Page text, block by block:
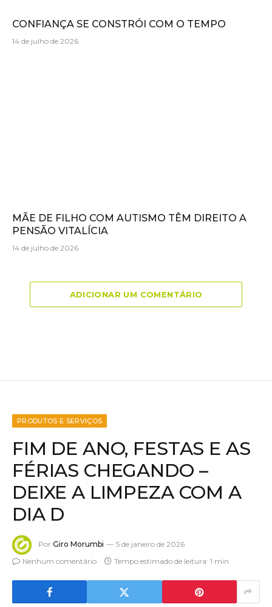
CONFIANÇA SE CONSTRÓI COM O TEMPO
14 de julho de 2026
MÃE DE FILHO COM AUTISMO TÊM DIREITO A
PENSÃO VITALÍCIA
14 de julho de 2026
ADICIONAR UM COMENTÁRIO
PRODUTOS E SERVIÇOS
FIM DE ANO, FESTAS E AS
FÉRIAS CHEGANDO –
DEIXE A LIMPEZA COM A
DIA D
Por Giro Morumbi
5 de janeiro de 2026
Nenhum comentário
Tempo estimado de leitura: 1 min